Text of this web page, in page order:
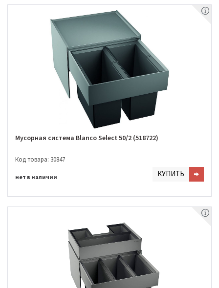
Мусорная система Blanco Select 50/2 (518722)
Код товара: 30847
нет в наличии КУПИТЬ